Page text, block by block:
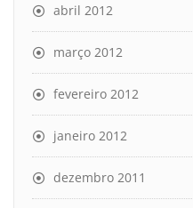
abril 2012
março 2012
fevereiro 2012
janeiro 2012
dezembro 2011